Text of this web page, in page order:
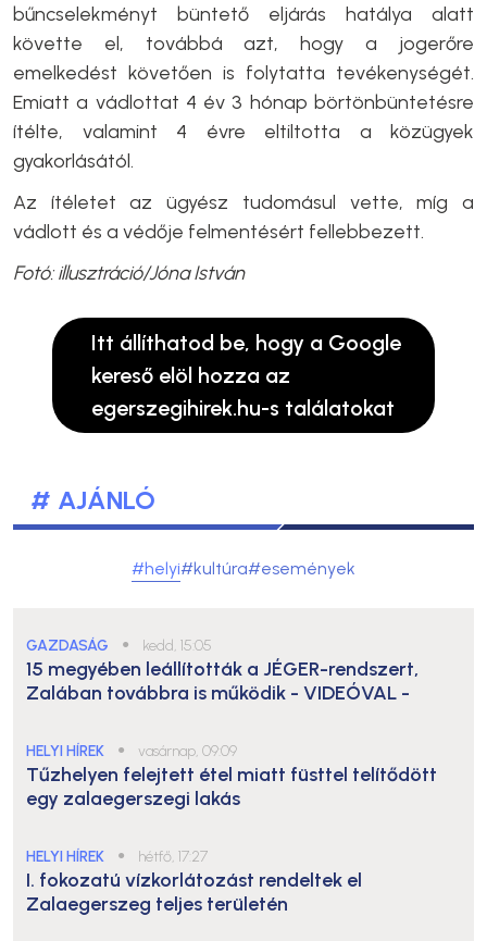
bűncselekményt büntető eljárás hatálya alatt
követte el, továbbá azt, hogy a jogerőre
emelkedést követően is folytatta tevékenységét.
Emiatt a vádlottat 4 év 3 hónap börtönbüntetésre
ítélte, valamint 4 évre eltiltotta a közügyek
gyakorlásától.
Az ítéletet az ügyész tudomásul vette, míg a
vádlott és a védője felmentésért fellebbezett.
Fotó: illusztráció/Jóna István
Itt állíthatod be, hogy a Google
kereső elöl hozza az
egerszegihirek.hu-s találatokat
# AJÁNLÓ
#helyi#kultúra#események
GAZDASÁG ● kedd, 15:05
15 megyében leállították a JÉGER-rendszert,
Zalában továbbra is működik - VIDEÓVAL -
HELYI HÍREK ● vasárnap, 09:09
Tűzhelyen felejtett étel miatt füsttel telítődött
egy zalaegerszegi lakás
HELYI HÍREK ● hétfő, 17:27
I. fokozatú vízkorlátozást rendeltek el
Zalaegerszeg teljes területén